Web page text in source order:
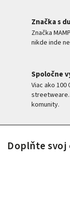
Značka s
Značka
nikde inde
Spoločne
Viac ako 100
streetweare.
komunity.
Doplňte